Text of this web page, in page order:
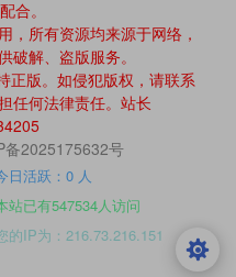
合。
，所有资源均来源于网络，
破解、盗版服务。
正版。如侵犯版权，请联系
任何法律责任。站长
备2025175632号
日活跃：0 人
站已有547534人访问
的IP为：216.73.216.151